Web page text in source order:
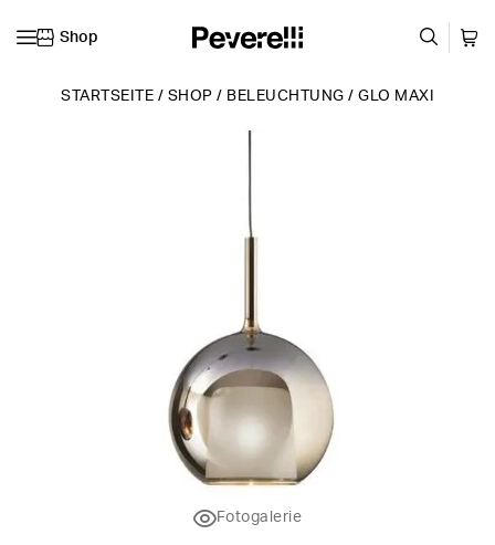
Shop
STARTSEITE / SHOP / BELEUCHTUNG / GLO MAXI
Fotogalerie